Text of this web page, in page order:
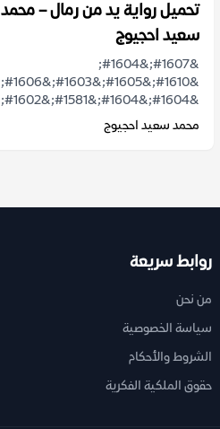
تحميل رواية يد من رمال – محمد
سعيد احجيوج
&#1607;&#1604;
&#1610;&#1605;&#1603;&#1606;
&#1604;&#1604;&#1581;&#1602;&#1610;&...
محمد سعيد احجيوج
روابط سريعة
من نحن
سياسة الخصوصية
الشروط والأحكام
حقوق الملكية الفكرية